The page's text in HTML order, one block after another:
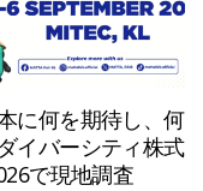
に何を期待し、何
イバーシティ株式
で現地調査